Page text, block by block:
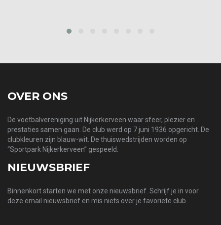
OVER ONS
De voetbalvereniging uit Nijkerkerveen waar sfeer, plezier en
prestaties samen gaan. De club werd op 7 juni 1936 opgericht. De
clubkleuren zijn blauw-wit. De thuiswedstrijden worden op
“Sportpark Nijkerkerveen” gespeeld.
NIEUWSBRIEF
Binnenkort starten we met onze nieuwsbrief. Schrijf je in voor
deze email nieuwsbrief en mis niets over je favoriete club.